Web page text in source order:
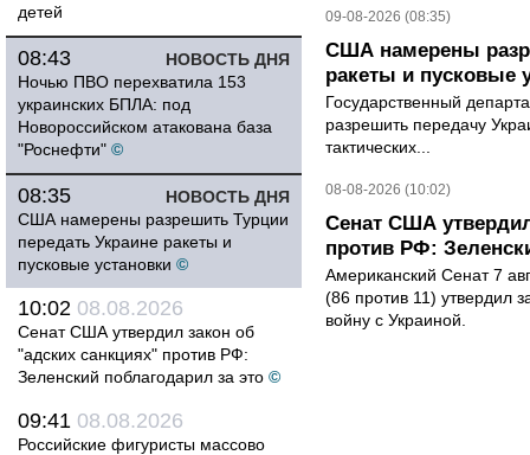
детей
НОВОСТЬ ДНЯ
08:43
Ночью ПВО перехватила 153
украинских БПЛА: под
Новороссийском атакована база
"Роснефти" ©
НОВОСТЬ ДНЯ
08:35
США намерены разрешить Турции
передать Украине ракеты и
пусковые установки ©
10:02 08.08.2026
Сенат США утвердил закон об
"адских санкциях" против РФ:
Зеленский поблагодарил за это ©
09:41 08.08.2026
Российские фигуристы массово
09-08-2026 (08:35)
США намерены
ракеты и пусковые
Государственный
разрешить передачу
тактических...
08-08-2026 (10:02)
Сенат США
против РФ:
Американский Сенат 7
(86 против 11) утвердил
войну с Украиной.